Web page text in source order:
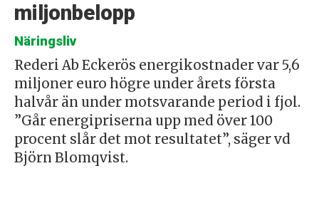
miljonbelopp
Näringsliv
Rederi Ab Eckerös energikostnader var 5,6
miljoner euro högre under årets första
halvår än under motsvarande period i fjol.
”Går energipriserna upp med över 100
procent slår det mot resultatet”, säger vd
Björn Blomqvist.